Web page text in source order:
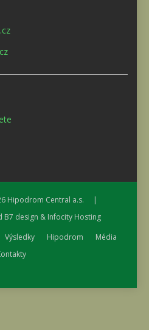
Hipodrom Central a.s. |
B7 design & Infocity Hosting
Výsledky Hipodrom
Média